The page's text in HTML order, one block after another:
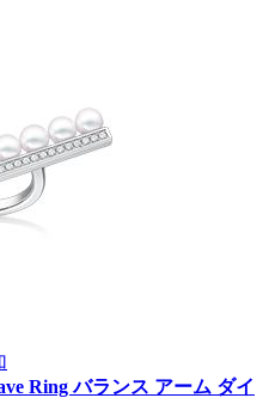
Ringバランス アーム ダイ